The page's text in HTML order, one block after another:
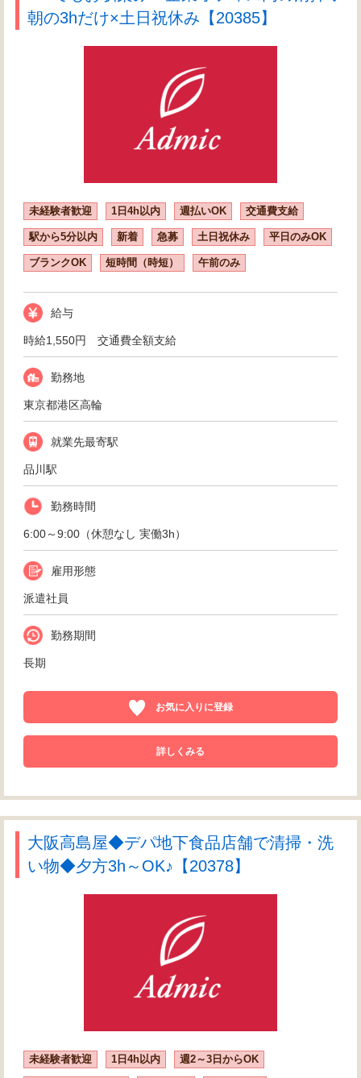
朝の3hだけ×土日祝休み【20385】
未経験者歓迎 1日4h以内 週払いOK 交通費支給
駅から5分以内 新着 急募 土日祝休み 平日のみOK
ブランクOK 短時間（時短） 午前のみ
給与
時給1,550円 交通費全額支給
勤務地
東京都港区高輪
就業先最寄駅
品川駅
勤務時間
6:00～9:00（休憩なし 実働3h）
雇用形態
派遣社員
勤務期間
長期
お気に入りに登録
詳しくみる
大阪高島屋◆デパ地下食品店舗で清掃・洗
い物◆夕方3h～OK♪【20378】
未経験者歓迎 1日4h以内 週2～3日からOK